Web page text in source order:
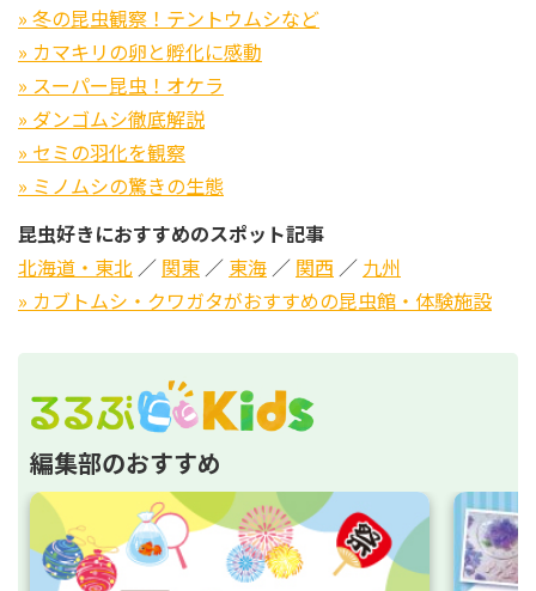
» 冬の昆虫観察！テントウムシなど
» カマキリの卵と孵化に感動
» スーパー昆虫！オケラ
» ダンゴムシ徹底解説
» セミの羽化を観察
» ミノムシの驚きの生態
昆虫好きにおすすめのスポット記事
北海道・東北 ／ 関東 ／ 東海 ／ 関西 ／ 九州
» カブトムシ・クワガタがおすすめの昆虫館・体験施設
編集部のおすすめ